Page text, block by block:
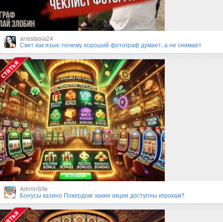
anastasia24
Свет как язык: почему хороший фотограф думает, а не снимает
AdminSite
Бонусы казино Покердом: какие акции доступны игрокам?